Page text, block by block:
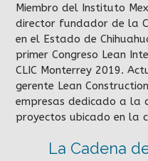
Miembro del Instituto
director fundador de la
en el Estado de
primer Congreso Lean
CLIC Monterrey 2019.
gerente Lean
empresas dedicado a la
proyectos ubicado en la
La Cadena